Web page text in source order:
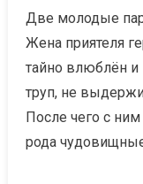
Две молодые
Жена приятеля
тайно влюблён и
труп, не
После чего с
рода